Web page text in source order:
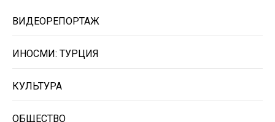
ВИДЕОРЕПОРТАЖ
ИНОСМИ: ТУРЦИЯ
КУЛЬТУРА
ОБЩЕСТВО